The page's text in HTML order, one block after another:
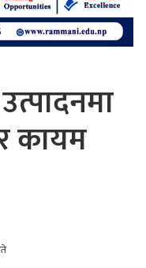
कायम